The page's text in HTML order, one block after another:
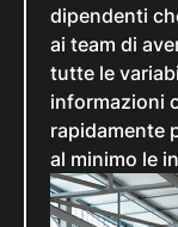
dipendenti
ai team di
tutte le
informazioni
rapidamente
al minimo le